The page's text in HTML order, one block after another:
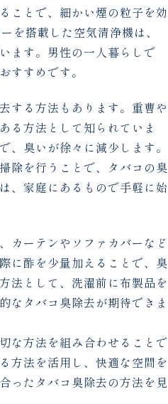
ことで、細かい煙の粒子を効
を搭載した空気清浄機は、
ます。男性の一人暮らしで
すすめです。
する方法もあります。重曹や
る方法として知られていま
、臭いが徐々に減少します。
除を行うことで、タバコの臭
、家庭にあるもので手軽に始
カーテンやソファカバーなど
に酢を少量加えることで、臭
法として、洗濯前に布製品を
なタバコ臭除去が期待できま
な方法を組み合わせることで
方法を活用し、快適な空間を
ったタバコ臭除去の方法を見